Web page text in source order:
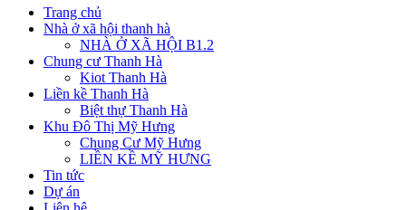
Trang chủ
Nhà ở xã hội thanh hà
NHÀ Ở XÃ HỘI B1.2
Chung cư Thanh Hà
Kiot Thanh Hà
Liền kề Thanh Hà
Biệt thự Thanh Hà
Khu Đô Thị Mỹ Hưng
Chung Cư Mỹ Hưng
LIỀN KỀ MỸ HƯNG
Tin tức
Dự án